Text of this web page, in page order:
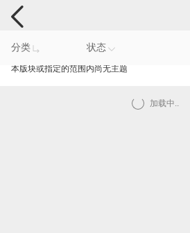
手机反馈
分类 状态
本版块或指定的范围内尚无主题
加载中..